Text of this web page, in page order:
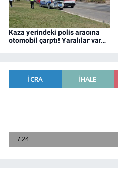
Kaza yerindeki polis aracına
otomobil çarptı! Yaralılar var…